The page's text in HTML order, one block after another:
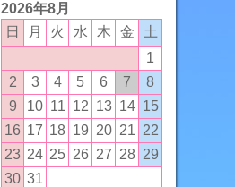
2026年8月
日
月 火 水 木 金
土
1
2
3 4 5 6 7
8
9
10 11 12 13 14 15
16 17 18 19 20 21 22
23 24 25 26 27 28 29
30 31